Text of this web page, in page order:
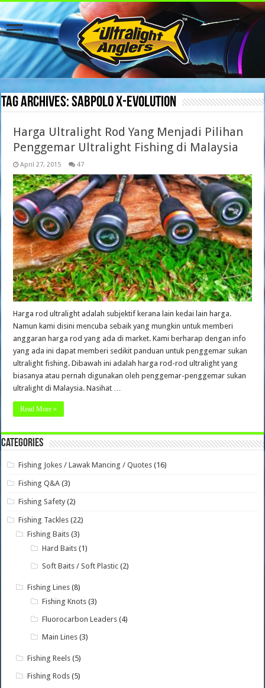
Tag Archives:Sabpolo X-Evolution
Harga Ultralight Rod Yang Menjadi Pilihan
Penggemar Ultralight Fishing di Malaysia
April 27, 2015 47
Harga rod ultralight adalah subjektif kerana lain kedai lain harga.
Namun kami disini mencuba sebaik yang mungkin untuk memberi
anggaran harga rod yang ada di market. Kami berharap dengan info
yang ada ini dapat memberi sedikit panduan untuk penggemar sukan
ultralight fishing. Dibawah ini adalah harga rod-rod ultralight yang
biasanya atau pernah digunakan oleh penggemar-penggemar sukan
ultralight di Malaysia. Nasihat …
Read More »
Categories
Fishing Jokes / Lawak Mancing / Quotes (16)
Fishing Q&A (3)
Fishing Safety (2)
Fishing Tackles (22)
Fishing Baits (3)
Hard Baits (1)
Soft Baits / Soft Plastic (2)
Fishing Lines (8)
Fishing Knots (3)
Fluorocarbon Leaders (4)
Main Lines (3)
Fishing Reels (5)
Fishing Rods (5)